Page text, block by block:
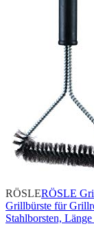
RÖSLERÖSLE
Grillbürste für
Stahlborsten,